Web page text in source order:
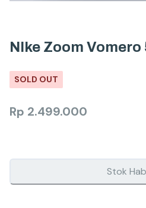
NIke Zoom
SOLD OUT
Rp 2.499.000
Stok